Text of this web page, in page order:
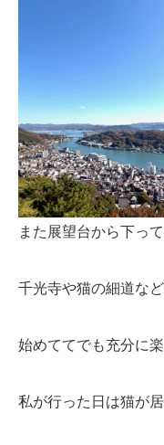
また展望台から下っ
千光寺や猫の細道な
始めててでも充分に
私が行った日は猫が